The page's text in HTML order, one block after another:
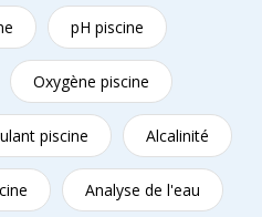
pH piscine
Oxygène piscine
piscine Alcalinité
Analyse de l'eau